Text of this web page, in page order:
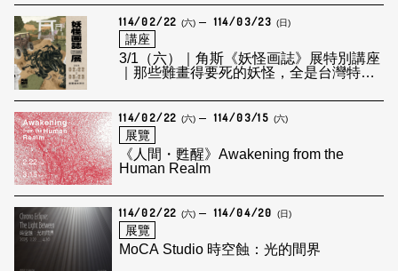
114/02/22 (六) 114/03/23 (日)
講座
3/1（六）｜角斯《妖怪画誌》展特別講座
｜那些難畫得要死的妖怪，全是台灣特有
114/02/22 (六) 114/03/15 (六)
展覽
《人間・甦醒》Awakening from the
Human Realm
114/02/22 (六) 114/04/20 (日)
展覽
MoCA Studio 時空蝕：光的間界